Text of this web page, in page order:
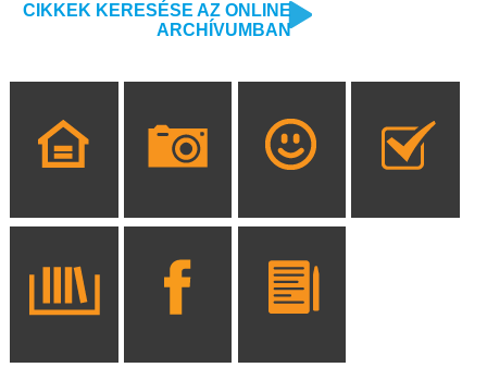
CIKKEK KERESÉSE AZ ONLINE
ARCHÍVUMBAN